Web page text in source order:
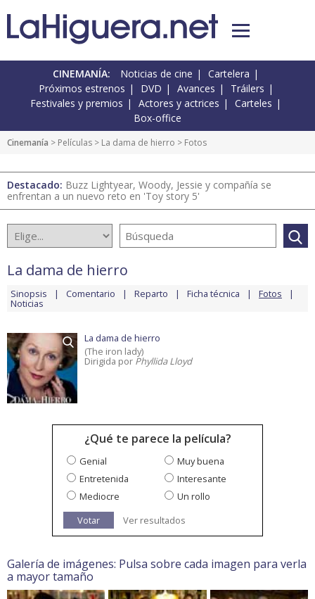
CINEMANÍA: Noticias de cine
Cartelera
Próximos estrenos
DVD Avances
Tráilers
Festivales y premios
Actores y actrices
Carteles
Box-office
Cinemanía > Películas > La dama de hierro > Fotos
Destacado: Buzz Lightyear, Woody, Jessie y compañía se
enfrentan a un nuevo reto en 'Toy story 5'
La dama de hierro
Sinopsis Comentario Reparto Ficha técnica Fotos
Noticias
La dama de hierro
(The iron lady)
Dirigida por Phyllida Lloyd
¿Qué te parece la película?
Genial
Muy buena
Entretenida
Interesante
Mediocre
Un rollo
Votar
Ver resultados
Galería de imágenes: Pulsa sobre cada imagen para verla
a mayor tamaño